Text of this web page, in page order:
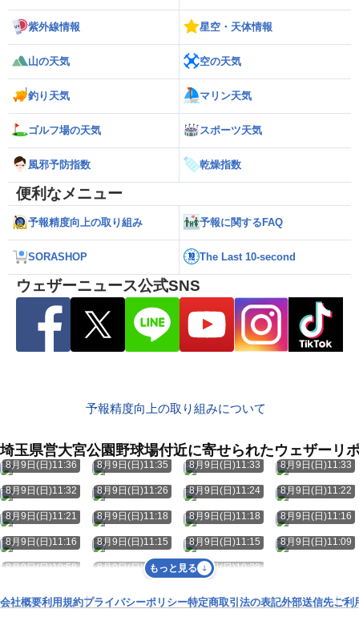
紫外線情報 星空・天体情報
山の天気 空の天気
釣り天気 マリン天気
ゴルフ場の天気 スポーツ天気
風邪予防指数 乾燥指数
便利なメニュー
予報精度向上の取り組み 予報に関するFAQ
SORASHOP The Last 10-second
ウェザーニュース公式SNS
予報精度向上の取り組みについて
埼玉県営大宮公園野球場付近に寄せられたウェザーリ
8月9日(日)11:36 8月9日(日)11:35 8月9日(日)11:33 8月9日(日)11:33
8月9日(日)11:32 8月9日(日)11:26 8月9日(日)11:24 8月9日(日)11:22
8月9日(日)11:21 8月9日(日)11:18 8月9日(日)11:18 8月9日(日)11:16
8月9日(日)11:16 8月9日(日)11:15 8月9日(日)11:15 8月9日(日)11:09
8月9日(日)10:58 8月9日(日)10:56 8月9日(日)10:28
もっと見る
会社概要利用規約プライバシーポリシー特定商取引法の表記外部送信先ご利